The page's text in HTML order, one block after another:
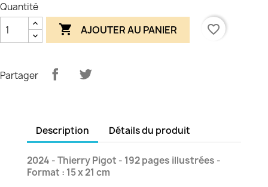
Quantité
 AJOUTER AU PANIER favorite_border
Partager
Description Détails du produit
2024 - Thierry Pigot - 192 pages illustrées -
Format : 15 x 21 cm